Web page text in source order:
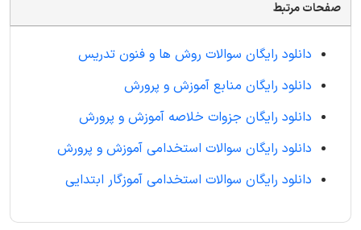
صفحات مرتبط
دانلود رایگان سوالات روش ها و فنون تدریس
دانلود رایگان منابع آموزش و پرورش
دانلود رایگان جزوات خلاصه آموزش و پرورش
دانلود رایگان سوالات استخدامی آموزش و پرورش
دانلود رایگان سوالات استخدامی آموزگار ابتدایی